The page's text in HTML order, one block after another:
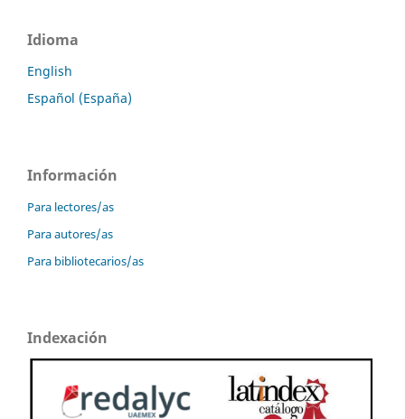
Idioma
English
Español (España)
Información
Para lectores/as
Para autores/as
Para bibliotecarios/as
Indexación